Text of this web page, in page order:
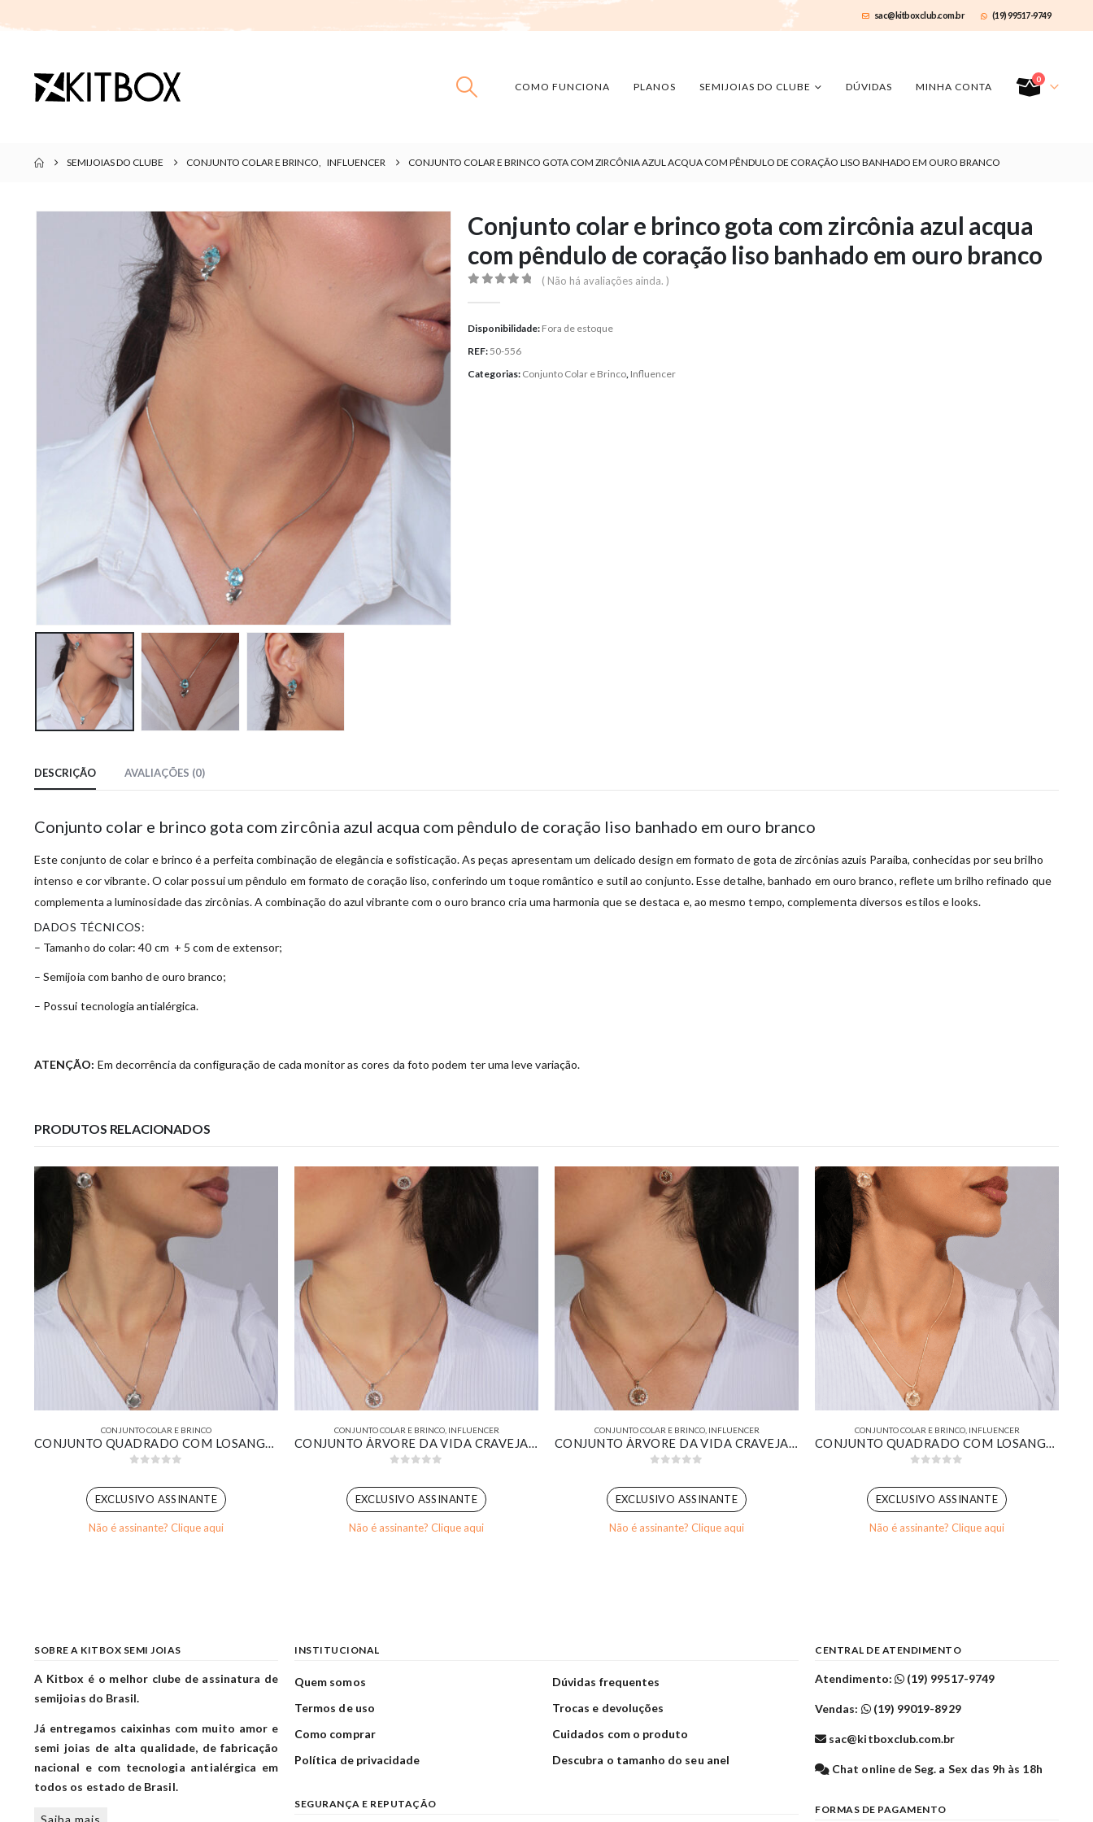
sac@kitboxclub.com.br (19) 99517-9749
COMO FUNCIONA PLANOS SEMIJOIAS DO CLUBE DÚVIDAS MINHA CONTA
0
SEMIJOIAS DO CLUBE CONJUNTO COLAR E BRINCO, INFLUENCER CONJUNTO COLAR E BRINCO GOTA COM ZIRCÔNIA AZUL ACQUA COM PÊNDULO DE CORAÇÃO LISO BANHADO EM OURO BRANCO
Conjunto colar e brinco gota com zircônia azul acqua
com pêndulo de coração liso banhado em ouro branco
( Não há avaliações ainda. )
Disponibilidade: Fora de estoque
REF: 50-556
Categorias: Conjunto Colar e Brinco Influencer
DESCRIÇÃO AVALIAÇÕES (0)
Conjunto colar e brinco gota com zircônia azul acqua com pêndulo de coração liso banhado em ouro branco
Este conjunto de colar e brinco é a perfeita combinação de elegância e sofisticação. As peças apresentam um delicado design em formato de gota de zircônias azuis Paraíba, conhecidas por seu brilho
intenso e cor vibrante. O colar possui um pêndulo em formato de coração liso, conferindo um toque romântico e sutil ao conjunto. Esse detalhe, banhado em ouro branco, reflete um brilho refinado que
complementa a luminosidade das zircônias. A combinação do azul vibrante com o ouro branco cria uma harmonia que se destaca e, ao mesmo tempo, complementa diversos estilos e looks.
DADOS TÉCNICOS:
– Tamanho do colar: 40 cm + 5 com de extensor;
– Semijoia com banho de ouro branco;
– Possui tecnologia antialérgica.
ATENÇÃO: Em decorrência da configuração de cada monitor as cores da foto podem ter uma leve variação.
PRODUTOS RELACIONADOS
CONJUNTO COLAR E BRINCO
CONJUNTO QUADRADO COM LOSANGO CRAVEJADO BANHADO EM OURO BRANCO
EXCLUSIVO ASSINANTE
Não é assinante? Clique aqui
CONJUNTO COLAR E BRINCO, INFLUENCER
CONJUNTO ÁRVORE DA VIDA CRAVEJADO BANHADO EM OURO BRANCO
EXCLUSIVO ASSINANTE
Não é assinante? Clique aqui
CONJUNTO COLAR E BRINCO, INFLUENCER
CONJUNTO ÁRVORE DA VIDA CRAVEJADO BANHADO EM OURO 18K
EXCLUSIVO ASSINANTE
Não é assinante? Clique aqui
CONJUNTO COLAR E BRINCO, INFLUENCER
CONJUNTO QUADRADO COM LOSANGO CRAVEJADO BANHADO EM OURO 18K
EXCLUSIVO ASSINANTE
Não é assinante? Clique aqui
SOBRE A KITBOX SEMI JOIAS
A Kitbox é o melhor clube de assinatura de
semijoias do Brasil.
Já entregamos caixinhas com muito amor e
semi joias de alta qualidade, de fabricação
nacional e com tecnologia antialérgica em
todos os estado de Brasil.
INSTITUCIONAL
Quem somos
Termos de uso
Como comprar
Política de privacidade
Dúvidas frequentes
Trocas e devoluções
Cuidados com o produto
Descubra o tamanho do seu anel
SEGURANÇA E REPUTAÇÃO
CENTRAL DE ATENDIMENTO
Atendimento: (19) 99517-9749
Vendas: (19) 99019-8929
sac@kitboxclub.com.br
Chat online de Seg. a Sex das 9h às 18h
FORMAS DE PAGAMENTO